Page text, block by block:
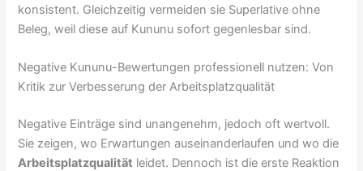
konsistent. Gleichzeitig vermeiden sie Superlative ohne
Beleg, weil diese auf Kununu sofort gegenlesbar sind.
Negative Kununu-Bewertungen professionell nutzen: Von
Kritik zur Verbesserung der Arbeitsplatzqualität
Negative Einträge sind unangenehm, jedoch oft wertvoll.
Sie zeigen, wo Erwartungen auseinanderlaufen und wo die
Arbeitsplatzqualität leidet. Dennoch ist die erste Reaktion